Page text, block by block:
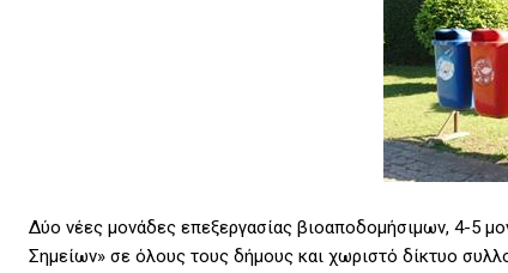
Δύο νέες μονάδες επεξεργασίας βιοαποδομήσιμων, 4-5
Σημείων» σε όλους τους δήμους και χωριστό δίκτυο